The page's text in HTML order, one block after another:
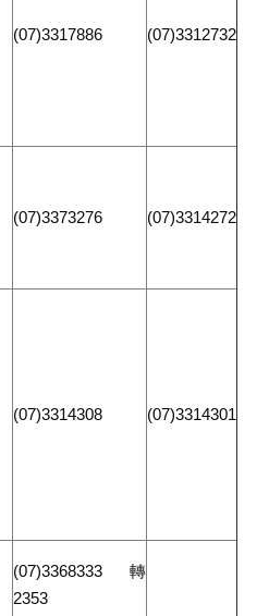
(07)3317886 (07)3312732
(07)3373276 (07)3314272
(07)3314308 (07)3314301
(07)3368333轉
2353